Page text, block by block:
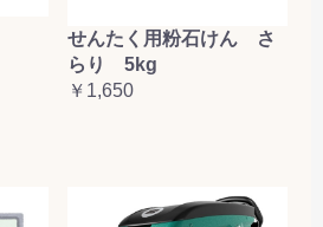
せんたく用粉石けん さ
らり 5kg
￥1,650